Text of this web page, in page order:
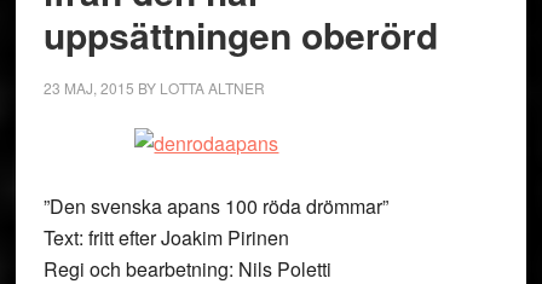
uppsättningen oberörd
23 MAJ, 2015 BY LOTTA ALTNER
”Den svenska apans 100 röda drömmar”
Text: fritt efter Joakim Pirinen
Regi och bearbetning: Nils Poletti